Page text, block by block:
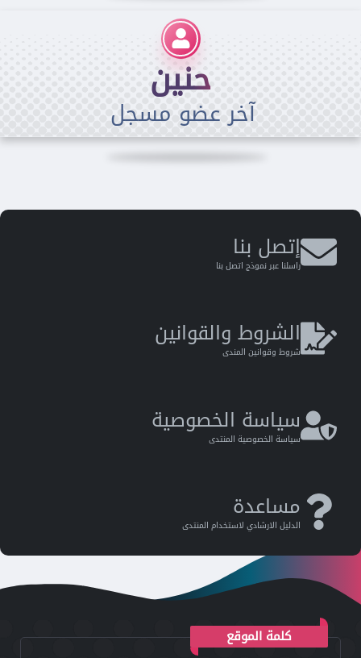
آخر عضو مسجل
حنين
إتصل بنا
راسلنا عبر نموذج اتصل بنا
الشروط والقوانين
شروط وقوانين المندى
سياسة الخصوصية
سياسة الخصوصية المنتدى
مساعدة
الدليل اﻻرشادي ﻻستخدام المنتدى
كلمة الموقع